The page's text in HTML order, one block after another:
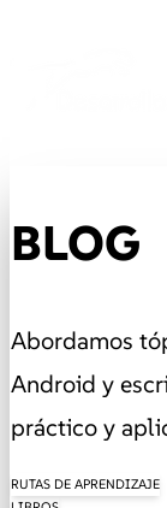
BLOG
Abordamos
Android y
práctico y
RUTAS DE APRENDIZAJE